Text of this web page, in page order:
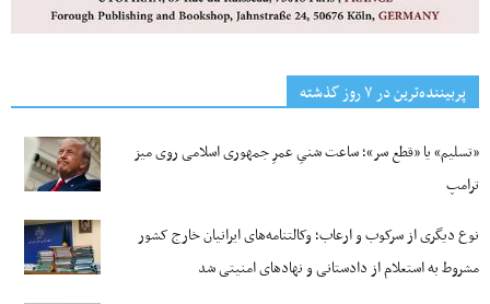
پربیننده‌ترین‌ در ۷ روز گذشته
«تسلیم» یا «قطع سر»؛ ساعت شنیِ عمرِ جمهوری اسلامی روی میز
ترامپ
نوع دیگری از سرکوب و ارعاب؛ وکالتنامه‌های ایرانیان خارج کشور
مشروط به استعلام از دادستانی و نهادهای امنیتی شد